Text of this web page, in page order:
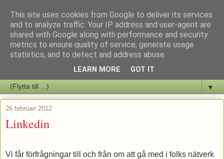
Staffars Seriers Blog
Vi skriver om serienyheter av alla de slag samt om vad som sker i
▼
26 februari 2012
Linkedin
Vi får förfrågningar till och från om att gå med i folks nätverk
This site uses cookies from Google to deliver its services
and to analyze traffic. Your IP address and user-agent are
shared with Google along with performance and security
metrics to ensure quality of service, generate usage
statistics, and to detect and address abuse.
LEARN MORE GOT IT